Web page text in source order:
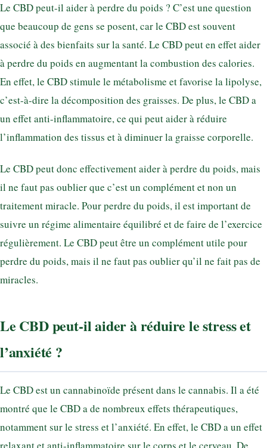
Le CBD peut-il aider à perdre du poids ? C’est une question
que beaucoup de gens se posent, car le CBD est souvent
associé à des bienfaits sur la santé. Le CBD peut en effet aider
à perdre du poids en augmentant la combustion des calories.
En effet, le CBD stimule le métabolisme et favorise la lipolyse,
c’est-à-dire la décomposition des graisses. De plus, le CBD a
un effet anti-inflammatoire, ce qui peut aider à réduire
l’inflammation des tissus et à diminuer la graisse corporelle.
Le CBD peut donc effectivement aider à perdre du poids, mais
il ne faut pas oublier que c’est un complément et non un
traitement miracle. Pour perdre du poids, il est important de
suivre un régime alimentaire équilibré et de faire de l’exercice
régulièrement. Le CBD peut être un complément utile pour
perdre du poids, mais il ne faut pas oublier qu’il ne fait pas de
miracles.
Le CBD peut-il aider à réduire le stress et
l’anxiété ?
Le CBD est un cannabinoïde présent dans le cannabis. Il a été
montré que le CBD a de nombreux effets thérapeutiques,
notamment sur le stress et l’anxiété. En effet, le CBD a un effet